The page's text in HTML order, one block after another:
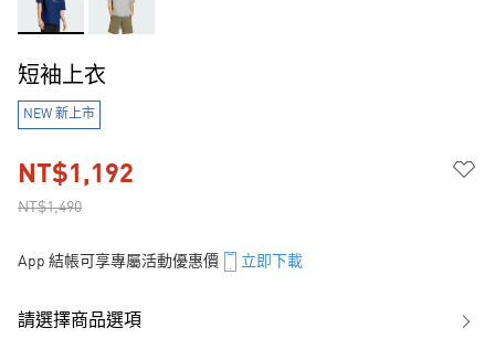
短袖上衣
NEW 新上市
NT$1,490
NT$1,192
App 結帳可享專屬活動優惠價 立即下載
請選擇商品選項